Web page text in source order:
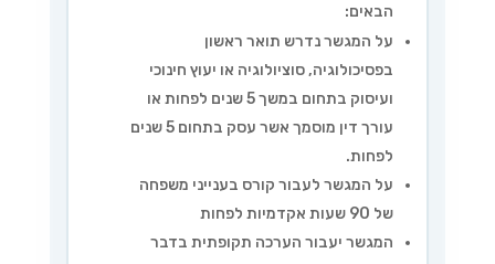
הבאים:
על המגשר נדרש תואר ראשון
בפסיכולוגיה, סוציולוגיה או יעוץ חינוכי
ועיסוק בתחום במשך 5 שנים לפחות או
עורך דין מוסמך אשר עסק בתחום 5 שנים
לפחות.
על המגשר לעבור קורס בענייני משפחה
של 90 שעות אקדמיות לפחות
המגשר יעבור הערכה תקופתית בדבר